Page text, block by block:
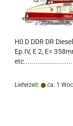
H0 D DDR DR
Ep.IV, E 2, E=
Lieferzeit: ca. 1